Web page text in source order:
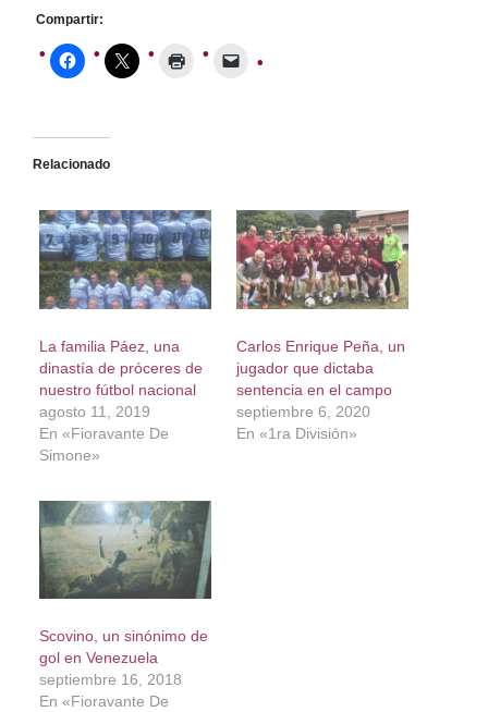
Compartir:
Relacionado
La familia Páez, una
dinastía de próceres de
nuestro fútbol nacional
agosto 11, 2019
En «Fioravante De
Simone»
Carlos Enrique Peña, un
jugador que dictaba
sentencia en el campo
septiembre 6, 2020
En «1ra División»
Scovino, un sinónimo de
gol en Venezuela
septiembre 16, 2018
En «Fioravante De